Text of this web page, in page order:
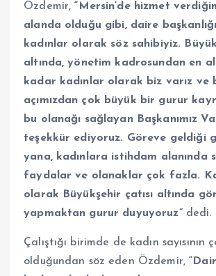
Özdemir,“Mersin’de hizmet
alanda olduğu gibi, daire
kadınlar olarak söz sahibiyiz.
altında, yönetim kadrosundan en
kadar kadınlar olarak biz varız ve
açımızdan çok büyük bir gurur
bu olanağı sağlayan Başkanımız
teşekkür ediyoruz. Göreve geldiği
yana, kadınlara istihdam alanında
faydalar ve olanaklar çok fazla.
olarak Büyükşehir çatısı altında
yapmaktan gurur duyuyoruz” dedi.
Çalıştığı birimde de kadın sayısının
olduğundan söz eden Özdemir,